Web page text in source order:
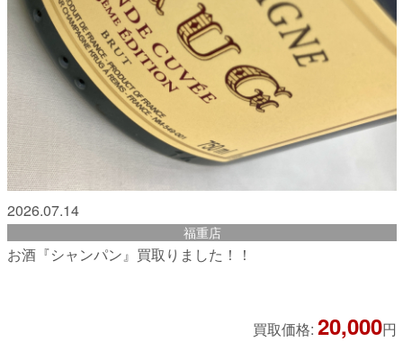
2026.07.14
福重店
お酒『シャンパン』買取りました！！
買取価格: 20,000円